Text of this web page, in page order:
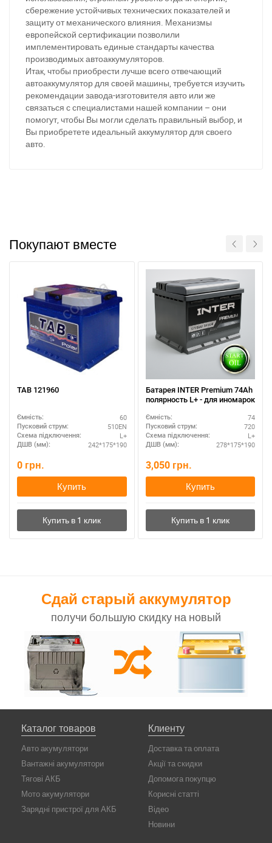
сбережение устойчивых технических показателей и
защиту от механического влияния. Механизмы
европейской сертификации позволили
имплементировать единые стандарты качества
производимых автоаккумуляторов.
Итак, чтобы приобрести лучше всего отвечающий
автоаккумулятор для своей машины, требуется изучить
рекомендации завода-изготовителя авто или же
связаться с специалистами нашей компании – они
помогут, чтобы Вы могли сделать правильный выбор, и
Вы приобретете идеальный аккумулятор для своего
авто.
Покупают вместе
TAB 121960
Ємність: 60
Пусковий струм: 510EN
Схема підключення: L+
ДШВ (мм): 242*175*190
0 грн.
Купить
Батарея INTER Premium 74Ah
полярность L+ - для иномарок
Ємність: 74
Пусковий струм: 720
Схема підключення: L+
ДШВ (мм): 278*175*190
3,050 грн.
Купить
Сдай старый аккумулятор
получи большую скидку на новый
Каталог товаров
Авто акумулятори
Вантажні акумулятори
Тягові АКБ
Мото акумулятори
Зарядні пристрої для АКБ
Клиенту
Доставка та оплата
Акції та скидки
Допомога покупцю
Корисні статті
Відео
Новини